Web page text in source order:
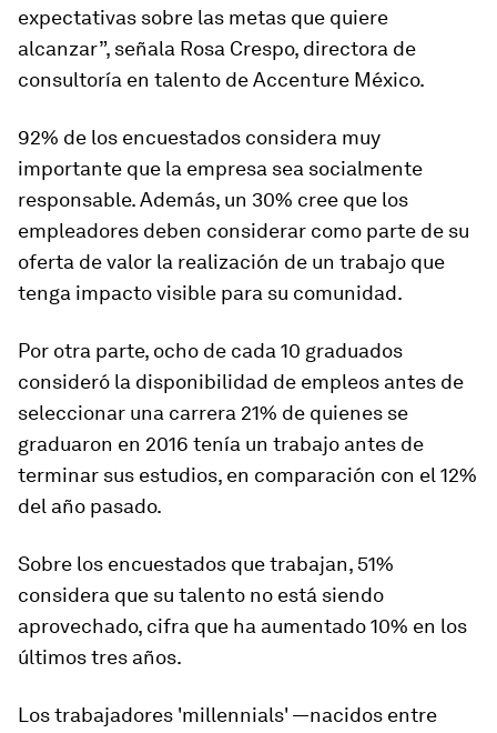
expectativas sobre las metas que quiere
alcanzar”, señala Rosa Crespo, directora de
consultoría en talento de Accenture México.
92% de los encuestados considera muy
importante que la empresa sea socialmente
responsable. Además, un 30% cree que los
empleadores deben considerar como parte de su
oferta de valor la realización de un trabajo que
tenga impacto visible para su comunidad.
Por otra parte, ocho de cada 10 graduados
consideró la disponibilidad de empleos antes de
seleccionar una carrera 21% de quienes se
graduaron en 2016 tenía un trabajo antes de
terminar sus estudios, en comparación con el 12%
del año pasado.
Sobre los encuestados que trabajan, 51%
considera que su talento no está siendo
aprovechado, cifra que ha aumentado 10% en los
últimos tres años.
Los trabajadores 'millennials' —nacidos entre